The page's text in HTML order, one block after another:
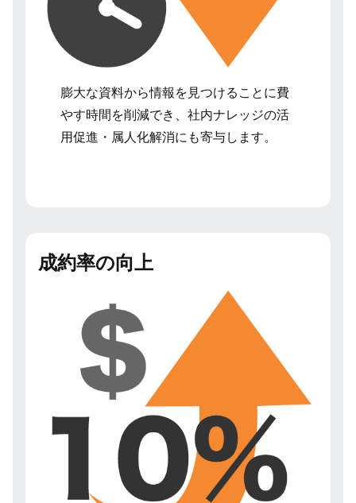
膨大な資料から情報を見つけることに費
やす時間を削減でき、社内ナレッジの活
用促進・属人化解消にも寄与します。
成約率の向上